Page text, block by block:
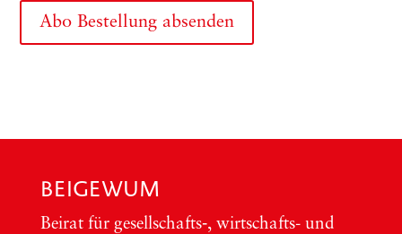
BEIGEWUM
Bei­rat für gesellschafts‑, wirt­schafts- und